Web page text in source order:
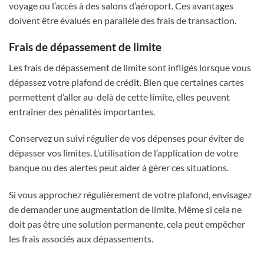
voyage ou l’accès à des salons d’aéroport. Ces avantages
doivent être évalués en parallèle des frais de transaction.
Frais de dépassement de limite
Les frais de dépassement de limite sont infligés lorsque vous
dépassez votre plafond de crédit. Bien que certaines cartes
permettent d’aller au-delà de cette limite, elles peuvent
entraîner des pénalités importantes.
Conservez un suivi régulier de vos dépenses pour éviter de
dépasser vos limites. L’utilisation de l’application de votre
banque ou des alertes peut aider à gérer ces situations.
Si vous approchez régulièrement de votre plafond, envisagez
de demander une augmentation de limite. Même si cela ne
doit pas être une solution permanente, cela peut empêcher
les frais associés aux dépassements.